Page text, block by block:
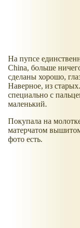
На пупсе
China, больше
сделаны хорошо,
Наверное, из
специально с
маленький.
Покупала на
матерчатом
фото есть.